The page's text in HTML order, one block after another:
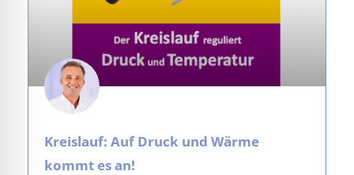
Kreislauf: Auf Druck und Wärme
kommt es an!